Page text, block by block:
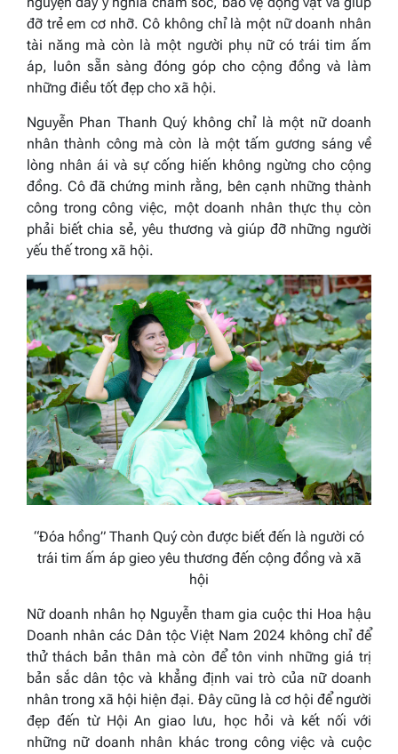
đỡ trẻ em cơ nhỡ. Cô không chỉ là một nữ doanh nhân
tài năng mà còn là một người phụ nữ có trái tim ấm
áp, luôn sẵn sàng đóng góp cho cộng đồng và làm
những điều tốt đẹp cho xã hội.
Nguyễn Phan Thanh Quý không chỉ là một nữ doanh
nhân thành công mà còn là một tấm gương sáng về
lòng nhân ái và sự cống hiến không ngừng cho cộng
đồng. Cô đã chứng minh rằng, bên cạnh những thành
công trong công việc, một doanh nhân thực thụ còn
phải biết chia sẻ, yêu thương và giúp đỡ những người
yếu thế trong xã hội.
“Đóa hồng” Thanh Quý còn được biết đến là người có
trái tim ấm áp gieo yêu thương đến cộng đồng và xã
hội
Nữ doanh nhân họ Nguyễn tham gia cuộc thi Hoa hậu
Doanh nhân các Dân tộc Việt Nam 2024 không chỉ để
thử thách bản thân mà còn để tôn vinh những giá trị
bản sắc dân tộc và khẳng định vai trò của nữ doanh
nhân trong xã hội hiện đại. Đây cũng là cơ hội để người
đẹp đến từ Hội An giao lưu, học hỏi và kết nối với
những nữ doanh nhân khác trong công việc và cuộc